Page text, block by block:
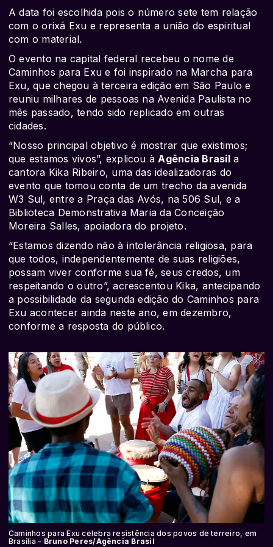
A data foi escolhida pois o número sete tem relação
com o orixá Exu e representa a união do espiritual
com o material.
O evento na capital federal recebeu o nome de
Caminhos para Exu e foi inspirado na Marcha para
Exu, que chegou à terceira edição em São Paulo e
reuniu milhares de pessoas na Avenida Paulista no
mês passado, tendo sido replicado em outras
cidades.
“Nosso principal objetivo é mostrar que existimos;
que estamos vivos”, explicou àAgência Brasila
cantora Kika Ribeiro, uma das idealizadoras do
evento que tomou conta de um trecho da avenida
W3 Sul, entre a Praça das Avós, na 506 Sul, e a
Biblioteca Demonstrativa Maria da Conceição
Moreira Salles, apoiadora do projeto.
“Estamos dizendo não à intolerância religiosa, para
que todos, independentemente de suas religiões,
possam viver conforme sua fé, seus credos, um
respeitando o outro”, acrescentou Kika, antecipando
a possibilidade da segunda edição do Caminhos para
Exu acontecer ainda neste ano, em dezembro,
conforme a resposta do público.
Caminhos para Exu celebra resistência dos povos de terreiro, em
Brasília - Bruno Peres/Agência Brasil